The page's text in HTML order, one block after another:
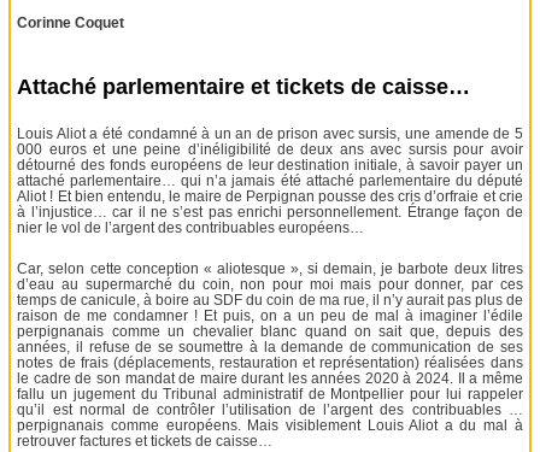
Corinne Coquet
Attaché parlementaire et tickets de caisse…
Louis Aliot a été condamné à un an de prison avec sursis, une amende de 5
000 euros et une peine d’inéligibilité de deux ans avec sursis pour avoir
détourné des fonds européens de leur destination initiale, à savoir payer un
attaché parlementaire… qui n’a jamais été attaché parlementaire du député
Aliot ! Et bien entendu, le maire de Perpignan pousse des cris d’orfraie et crie
à l’injustice… car il ne s’est pas enrichi personnellement. Étrange façon de
nier le vol de l’argent des contribuables européens…
Car, selon cette conception « aliotesque », si demain, je barbote deux litres
d’eau au supermarché du coin, non pour moi mais pour donner, par ces
temps de canicule, à boire au SDF du coin de ma rue, il n’y aurait pas plus de
raison de me condamner ! Et puis, on a un peu de mal à imaginer l’édile
perpignanais comme un chevalier blanc quand on sait que, depuis des
années, il refuse de se soumettre à la demande de communication de ses
notes de frais (déplacements, restauration et représentation) réalisées dans
le cadre de son mandat de maire durant les années 2020 à 2024. Il a même
fallu un jugement du Tribunal administratif de Montpellier pour lui rappeler
qu’il est normal de contrôler l’utilisation de l’argent des contribuables …
perpignanais comme européens. Mais visiblement Louis Aliot a du mal à
retrouver factures et tickets de caisse…